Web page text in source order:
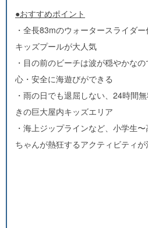
●おすすめポイント
・全長83mのウォータースライダ
キッズプールが大人気
・目の前のビーチは波が穏やかな
心・安全に海遊びができる
・雨の日でも退屈しない、24時間
きの巨大屋内キッズエリア
・海上ジップラインなど、小学生
ちゃんが熱狂するアクティビティが